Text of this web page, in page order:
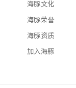
海豚文化
海豚荣誉
海豚资质
加入海豚